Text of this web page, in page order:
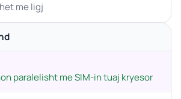
me ligj
paralelisht me SIM-in tuaj kryesor